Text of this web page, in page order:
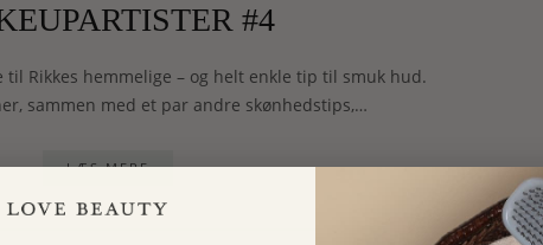
#4
til Rikkes hemmelige – og helt enkle tip til smuk hud.
sammen med et par andre skønhedstips,…
LÆS MERE